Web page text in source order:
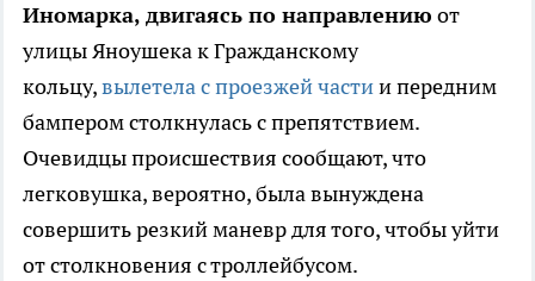
Иномарка, двигаясь по направлению от
улицы Яноушека к Гражданскому
кольцу,вылетела с проезжей частии передним
бампером столкнулась с препятствием.
Очевидцы происшествия сообщают, что
легковушка, вероятно, была вынуждена
совершить резкий маневр для того, чтобы уйти
от столкновения с троллейбусом.